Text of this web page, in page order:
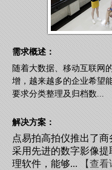
需求概述：
随着大数据、移动互联网
增，越来越多的企业希望
要求分类整理及归档数...
解决方案：
点易拍高拍仪推出了
采用先进的数字影像
理软件，能够...【查看